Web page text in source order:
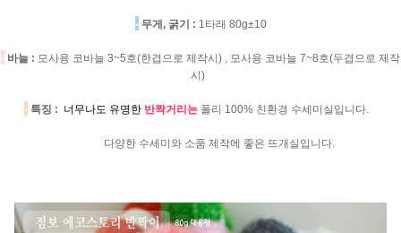
- 무게, 굵기 : 1타래 80g±10
- 바늘 : 모사용 코바늘 3~5호(한겹으로 제작시) , 모사용 코바늘 7~8호(두겹으로 제작
시)
- 특징 : 너무나도 유명한 반짝거리는 폴리 100% 친환경 수세미실입니다.
다양한 수세미와 소품 제작에 좋은 뜨개실입니다.